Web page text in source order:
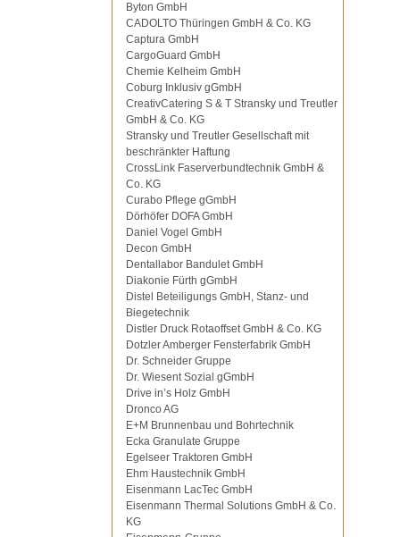
Byton GmbH
CADOLTO Thüringen GmbH & Co. KG
Captura GmbH
CargoGuard GmbH
Chemie Kelheim GmbH
Coburg Inklusiv gGmbH
CreativCatering S & T Stransky und Treutler
GmbH & Co. KG
Stransky und Treutler Gesellschaft mit
beschränkter Haftung
CrossLink Faserverbundtechnik GmbH &
Co. KG
Curabo Pflege gGmbH
Dörhöfer DOFA GmbH
Daniel Vogel GmbH
Decon GmbH
Dentallabor Bandulet GmbH
Diakonie Fürth gGmbH
Distel Beteiligungs GmbH, Stanz- und
Biegetechnik
Distler Druck Rotaoffset GmbH & Co. KG
Dotzler Amberger Fensterfabrik GmbH
Dr. Schneider Gruppe
Dr. Wiesent Sozial gGmbH
Drive in’s Holz GmbH
Dronco AG
E+M Brunnenbau und Bohrtechnik
Ecka Granulate Gruppe
Egelseer Traktoren GmbH
Ehm Haustechnik GmbH
Eisenmann LacTec GmbH
Eisenmann Thermal Solutions GmbH & Co.
KG